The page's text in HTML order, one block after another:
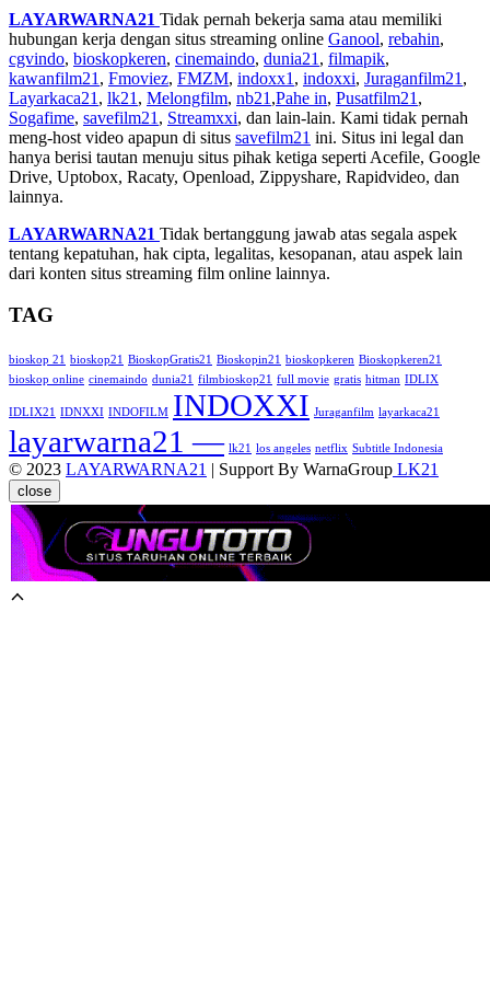
LAYARWARNA21 Tidak pernah bekerja sama atau memiliki
hubungan kerja dengan situs streaming online Ganool, rebahin,
cgvindo, bioskopkeren, cinemaindo, dunia21 , filmapik,
kawanfilm21 , Fmoviez, FMZM, indoxx1 , indoxxi, Juraganfilm21 ,
Layarkaca21 , lk21 , Melongfilm, nb21 ,Pahe in, Pusatfilm21 ,
Sogafime, savefilm21 , Streamxxi, dan lain-lain. Kami tidak pernah
meng-host video apapun di situs savefilm21 ini. Situs ini legal dan
hanya berisi tautan menuju situs pihak ketiga seperti Acefile, Google
Drive, Uptobox, Racaty, Openload, Zippyshare, Rapidvideo, dan
lainnya.
LAYARWARNA21 Tidak bertanggung jawab atas segala aspek
tentang kepatuhan, hak cipta, legalitas, kesopanan, atau aspek lain
dari konten situs streaming film online lainnya.
TAG
bioskop 21 bioskop21 BioskopGratis21 Bioskopin21 bioskopkeren Bioskopkeren21
bioskop online cinemaindo dunia21 filmbioskop21 full movie gratis hitman IDLIX
IDLIX21 IDNXXI INDOFILM INDOXXI Juraganfilm layarkaca21
layarwarna21 — lk21 los angeles netflix Subtitle Indonesia
© 2023 LAYARWARNA21 | Support By WarnaGroup LK21
close